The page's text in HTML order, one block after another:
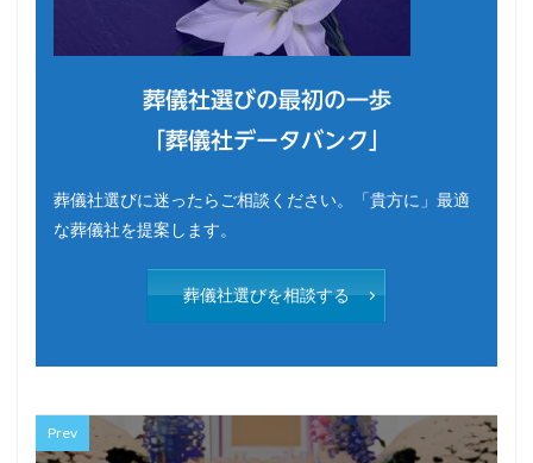
葬儀社選びの最初の一歩
「葬儀社データバンク」
葬儀社選びに迷ったらご相談ください。「貴方に」最適
な葬儀社を提案します。
葬儀社選びを相談する
Prev